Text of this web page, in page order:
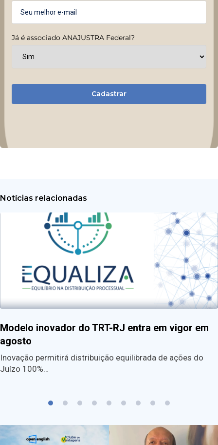
Já é associado ANAJUSTRA Federal?
Cadastrar
Notícias relacionadas
Modelo inovador do TRT-RJ entra em vigor em
agosto
Inovação permitirá distribuição equilibrada de ações do
Juízo 100%…